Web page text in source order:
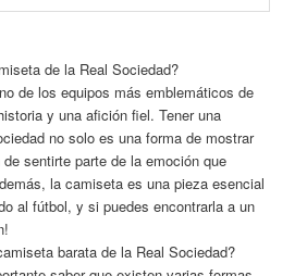
de la Real Sociedad?
de los equipos más emblemáticos de
y una afición fiel. Tener una
no solo es una forma de mostrar
sentirte parte de la emoción que
la camiseta es una pieza esencial
al fútbol, y si puedes encontrarla a un
barata de la Real Sociedad?